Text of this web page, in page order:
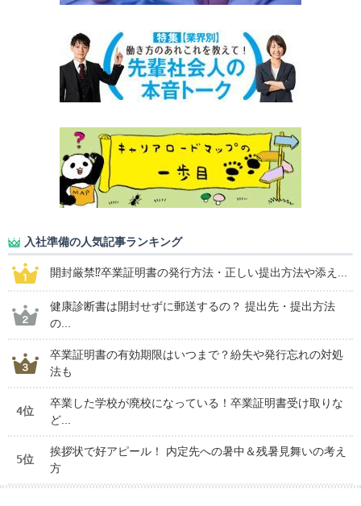
入社準備の人気記事ランキング
開封厳禁⁉卒業証明書の発行方法・正しい提出方法や添え...
健康診断書は開封せずに郵送するの？ 提出先・提出方法
の...
卒業証明書の有効期限はいつまで？紛失や発行忘れの対処
法も
4位
卒業した学校が廃校になっている！卒業証明書受け取りな
ど...
5位
挨拶状で好アピール！ 内定先への暑中＆残暑見舞いの考え
方